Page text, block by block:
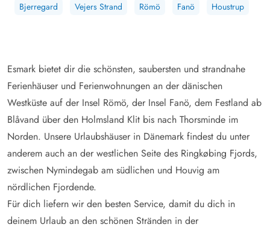
Bjerregard
Vejers Strand Römö Fanö Houstrup
Esmark bietet dir die schönsten, saubersten und strandnahe
Ferienhäuser und Ferienwohnungen an der dänischen
Westküste auf der Insel Römö, der Insel Fanö, dem Festland ab
Blåvand über den Holmsland Klit bis nach Thorsminde im
Norden. Unsere Urlaubshäuser in Dänemark findest du unter
anderem auch an der westlichen Seite des Ringkøbing Fjords,
zwischen Nymindegab am südlichen und Houvig am
nördlichen Fjordende.
Für dich liefern wir den besten Service, damit du dich in
deinem Urlaub an den schönen Stränden in der